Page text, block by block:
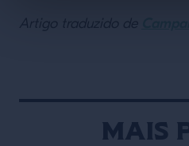
Artigo traduzido de
Mais